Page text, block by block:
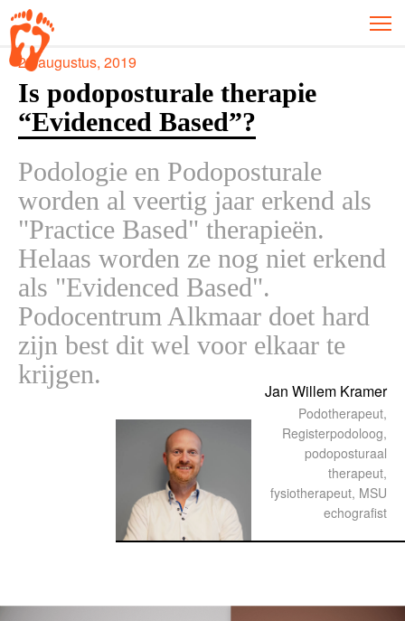
20 augustus, 2019
Is podoposturale therapie
“Evidenced Based”?
Jan Willem Kramer
Podotherapeut,
Registerpodoloog,
podoposturaal
therapeut,
fysiotherapeut, MSU
echografist
Podologie en Podoposturale
worden al veertig jaar erkend als
"Practice Based" therapieën.
Helaas worden ze nog niet erkend
als "Evidenced Based".
Podocentrum Alkmaar doet hard
zijn best dit wel voor elkaar te
krijgen.